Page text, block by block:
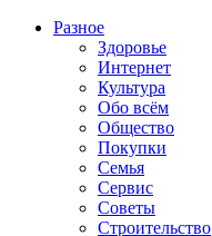
Разное
Здоровье
Интернет
Культура
Обо всём
Общество
Покупки
Семья
Сервис
Советы
Строительство